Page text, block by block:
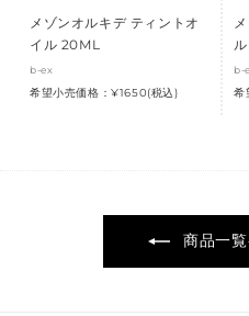
メゾンオルキデ ティントオ
イル 20ML
b-ex
希望小売価格：¥1650(税込)
b-
希
商品一